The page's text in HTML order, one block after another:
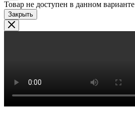
Товар не доступен в данном варианте
Закрыть